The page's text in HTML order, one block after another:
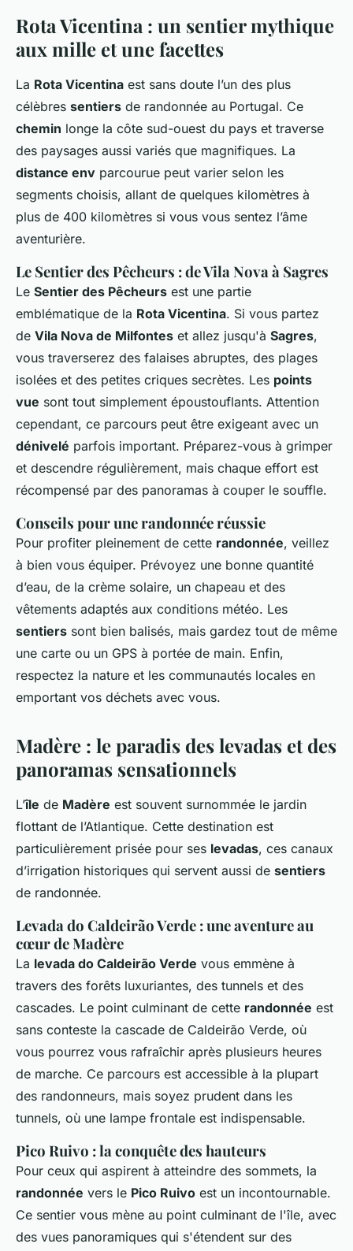
Rota Vicentina : un sentier mythique
aux mille et une facettes
La Rota Vicentina est sans doute l’un des plus
célèbres sentiers de randonnée au Portugal. Ce
chemin longe la côte sud-ouest du pays et traverse
des paysages aussi variés que magnifiques. La
distance env parcourue peut varier selon les
segments choisis, allant de quelques kilomètres à
plus de 400 kilomètres si vous vous sentez l’âme
aventurière.
Le Sentier des Pêcheurs : de Vila Nova à Sagres
Le Sentier des Pêcheurs est une partie
emblématique de la Rota Vicentina. Si vous partez
de Vila Nova de Milfontes et allez jusqu'à Sagres,
vous traverserez des falaises abruptes, des plages
isolées et des petites criques secrètes. Les points
vue sont tout simplement époustouflants. Attention
cependant, ce parcours peut être exigeant avec un
dénivelé parfois important. Préparez-vous à grimper
et descendre régulièrement, mais chaque effort est
récompensé par des panoramas à couper le souffle.
Conseils pour une randonnée réussie
Pour profiter pleinement de cette randonnée, veillez
à bien vous équiper. Prévoyez une bonne quantité
d’eau, de la crème solaire, un chapeau et des
vêtements adaptés aux conditions météo. Les
sentiers sont bien balisés, mais gardez tout de même
une carte ou un GPS à portée de main. Enfin,
respectez la nature et les communautés locales en
emportant vos déchets avec vous.
Madère : le paradis des levadas et des
panoramas sensationnels
L’île de Madère est souvent surnommée le jardin
flottant de l’Atlantique. Cette destination est
particulièrement prisée pour ses levadas, ces canaux
d’irrigation historiques qui servent aussi de sentiers
de randonnée.
Levada do Caldeirão Verde : une aventure au
cœur de Madère
La levada do Caldeirão Verde vous emmène à
travers des forêts luxuriantes, des tunnels et des
cascades. Le point culminant de cette randonnée est
sans conteste la cascade de Caldeirão Verde, où
vous pourrez vous rafraîchir après plusieurs heures
de marche. Ce parcours est accessible à la plupart
des randonneurs, mais soyez prudent dans les
tunnels, où une lampe frontale est indispensable.
Pico Ruivo : la conquête des hauteurs
Pour ceux qui aspirent à atteindre des sommets, la
randonnée vers le Pico Ruivo est un incontournable.
Ce sentier vous mène au point culminant de l'île, avec
des vues panoramiques qui s'étendent sur des